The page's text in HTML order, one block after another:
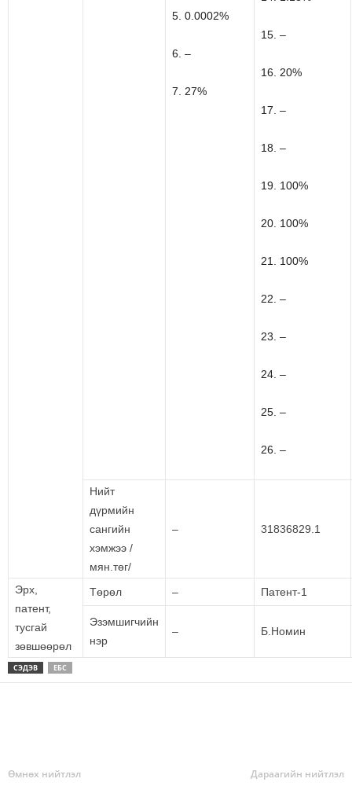
5. 0.0002%
6. –
7. 27%
15. –
16. 20%
17. –
18. –
19. 100%
20. 100%
21. 100%
22. –
23. –
24. –
25. –
26. –
Нийт
дүрмийн
сангийн
хэмжээ /
мян.төг/
– 31836829.1
Эрх,
патент,
тусгай
зөвшөөрөл
Төрөл – Патент-1
Эзэмшигчийн
нэр
– Б.Номин
СЭДЭВ ЕБС
Өмнөх нийтлэл Дараагийн нийтлэл